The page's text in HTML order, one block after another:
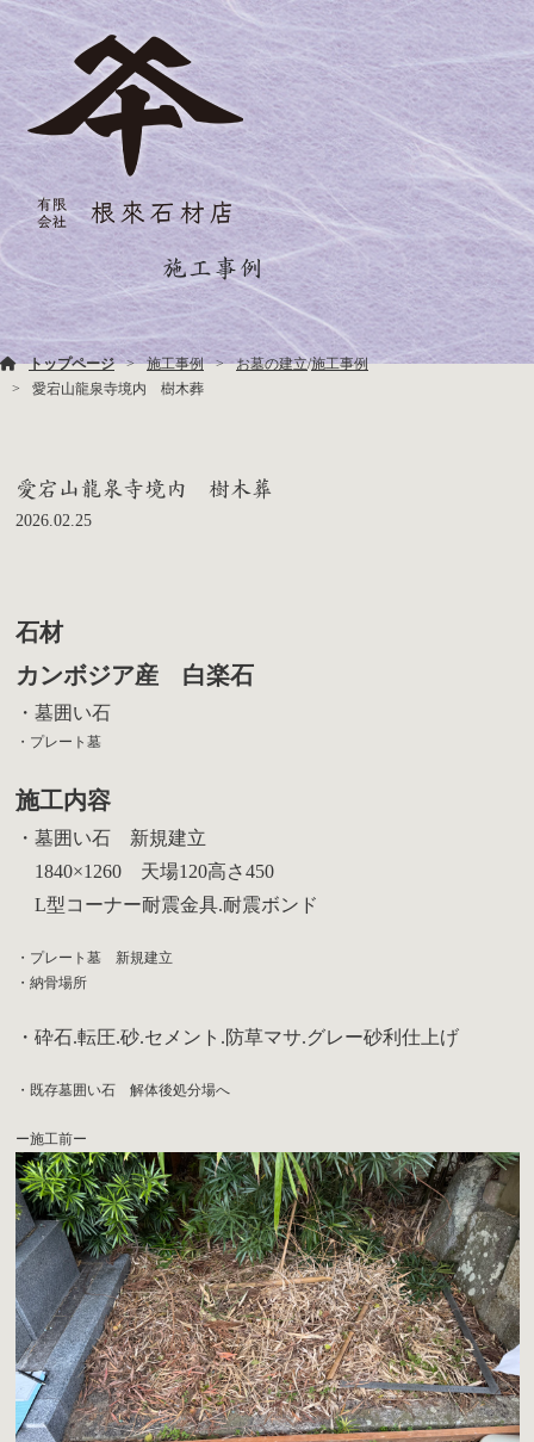
施工事例
トップページ 施工事例 お墓の建立/施工事例
愛宕山龍泉寺境内 樹木葬
愛宕山龍泉寺境内 樹木葬
2026.02.25
石材
カンボジア産 白楽石
・墓囲い石
・プレート墓
施工内容
・墓囲い石 新規建立
1840×1260 天場120高さ450
L型コーナー耐震金具.耐震ボンド
・プレート墓 新規建立
・納骨場所
・砕石.転圧.砂.セメント.防草マサ.グレー砂利仕上げ
・既存墓囲い石 解体後処分場へ
ー施工前ー